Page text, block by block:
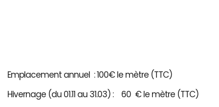
Emplacement annuel : 100€ le mètre (TTC)
Hivernage (du 01.11 au 31.03) : 60 € le mètre (TTC)